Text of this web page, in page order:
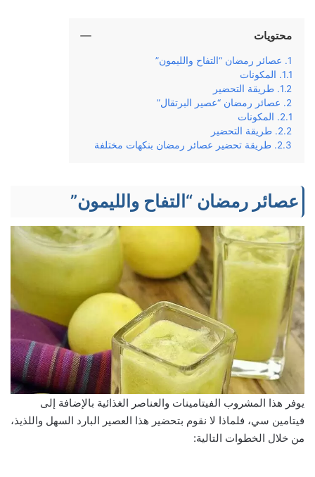
محتويات
عصائر رمضان “التفاح والليمون”
المكونات
طريقة التحضير
عصائر رمضان “عصير البرتقال”
المكونات
طريقة التحضير
طريقة تحضير عصائر رمضان بنكهات مختلفة
عصائر رمضان “التفاح والليمون”
يوفر هذا المشروب الفيتامينات والعناصر الغذائية بالإضافة إلى
فيتامين سي، فلماذا لا نقوم بتحضير هذا العصير البارد السهل واللذيذ،
من خلال الخطوات التالية: